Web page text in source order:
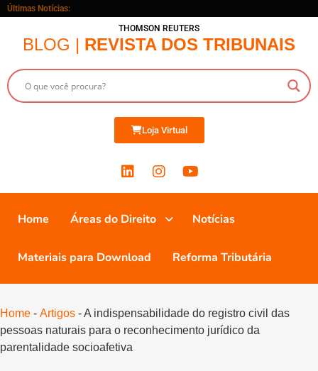
Últimas Notícias:
THOMSON REUTERS
BLOG | REVISTA DOS TRIBUNAIS
Loja Virtual
Home Áreas do Direito Notícias
Materiais para Download Reforma Tributária
Home - Artigos -A indispensabilidade do registro civil das
pessoas naturais para o reconhecimento jurídico da
parentalidade socioafetiva